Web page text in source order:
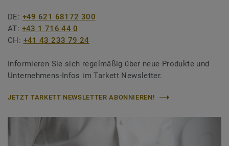
DE: +49 621 68172 300
AT: +43 1 716 44 0
CH: +41 43 233 79 24
Informieren Sie sich regelmäßig über neue Produkte und
Unternehmens-Infos im Tarkett Newsletter.
JETZT TARKETT NEWSLETTER ABONNIEREN!